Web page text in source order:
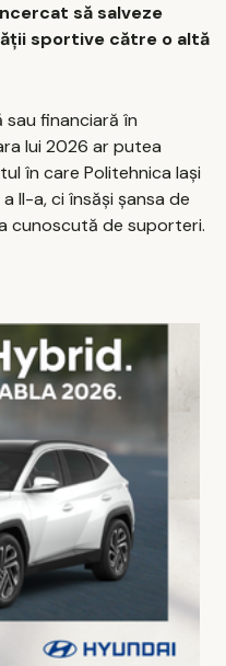
să salveze
sportive către o altă
sau financiară în
lui 2026 ar putea
în care Politehnica Iași
II-a, ci însăși șansa de
cunoscută de suporteri.